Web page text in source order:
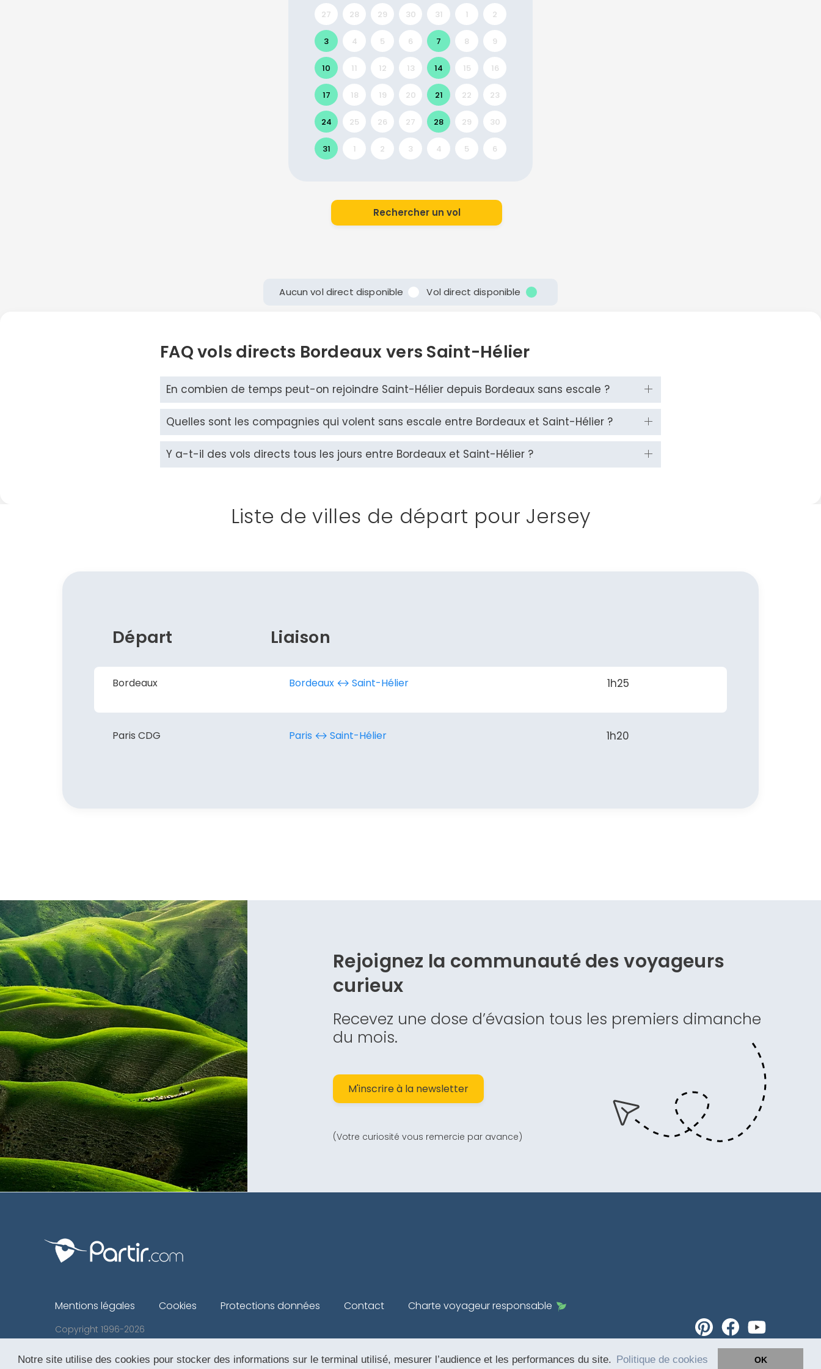
Notre site utilise des cookies pour stocker des informations sur le terminal utilisé, mesurer l’audience et les performances du site. Politique de cookies OK
27 28 29 30 31 1 2
3 4 5 6 7 8 9
10 11 12 13 14 15 16
17 18 19 20 21 22 23
24 25 26 27 28 29 30
31 1 2 3 4 5 6
Rechercher un vol
Aucun vol direct disponible Vol direct disponible
FAQ vols directs Bordeaux vers Saint-Hélier
En combien de temps peut-on rejoindre Saint-Hélier depuis Bordeaux sans escale ?
Quelles sont les compagnies qui volent sans escale entre Bordeaux et Saint-Hélier ?
Y a-t-il des vols directs tous les jours entre Bordeaux et Saint-Hélier ?
Liste de villes de départ pour Jersey
Départ Liaison
Bordeaux Bordeaux ↔︎ Saint-Hélier 1h25
Paris CDG Paris ↔︎ Saint-Hélier 1h20
Continuer avec Apple
Politique de confidentialité.
Rejoignez la communauté desvoyageurs
curieux
Recevez une dose d’évasion tous les premiers dimanche
du mois.
M'inscrire à la newsletter
(Votre curiosité vous remercie par avance)
Mentions légales Cookies Protections données Contact Charte voyageur responsable
Copyright 1996-2026